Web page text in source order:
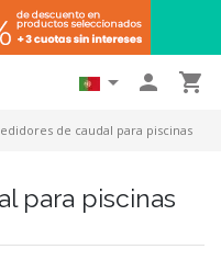
  
de caudal para piscinas
para piscinas